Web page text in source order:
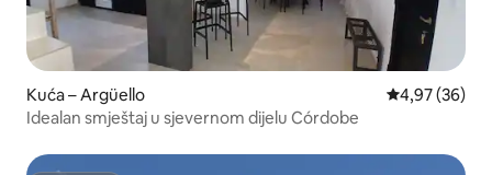
Kuća – Argüello Prosječna
4,97 (36)
Idealan smještaj u sjevernom dijelu Córdobe